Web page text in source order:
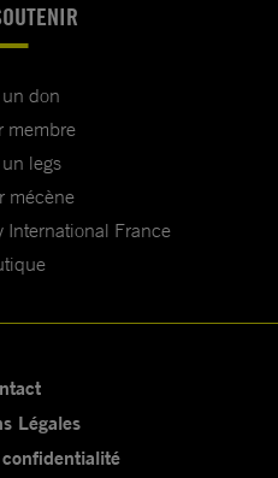
don
membre
legs
mécène
International France
Légales